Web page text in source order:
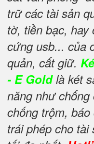
trữ các tài sản
tờ, tiền bạc, hay
cứng usb... của
quản, cất giữ.
- E Goldlà két
năng như chống
chống trộm,
trái phép cho tài